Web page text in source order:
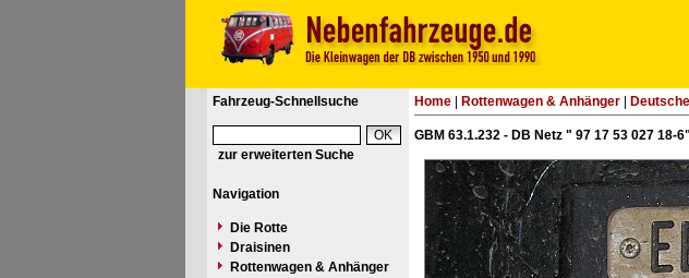
Fahrzeug-Schnellsuche
zur erweiterten Suche
Navigation
Die Rotte
Draisinen
Rottenwagen & Anhänger
Home| Rottenwagen & Anhänger|
GBM 63.1.232 - DB Netz " 97 17 53 027 18-6"